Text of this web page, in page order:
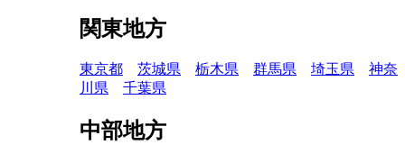
関東地方
東京都 茨城県 栃木県 群馬県 埼玉県
神奈
川県
千葉県
中部地方